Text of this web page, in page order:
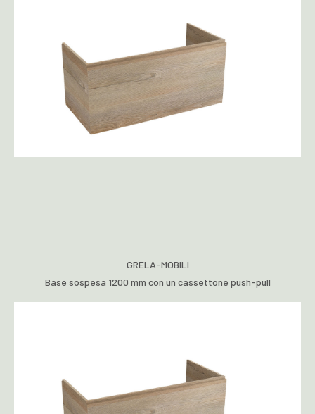
GRELA-MOBILI
Base sospesa 1200 mm con un cassettone push-pull